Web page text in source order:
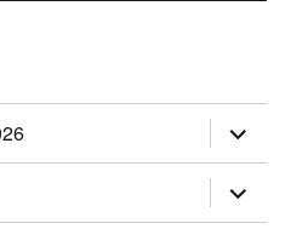
öffnen
öffnen